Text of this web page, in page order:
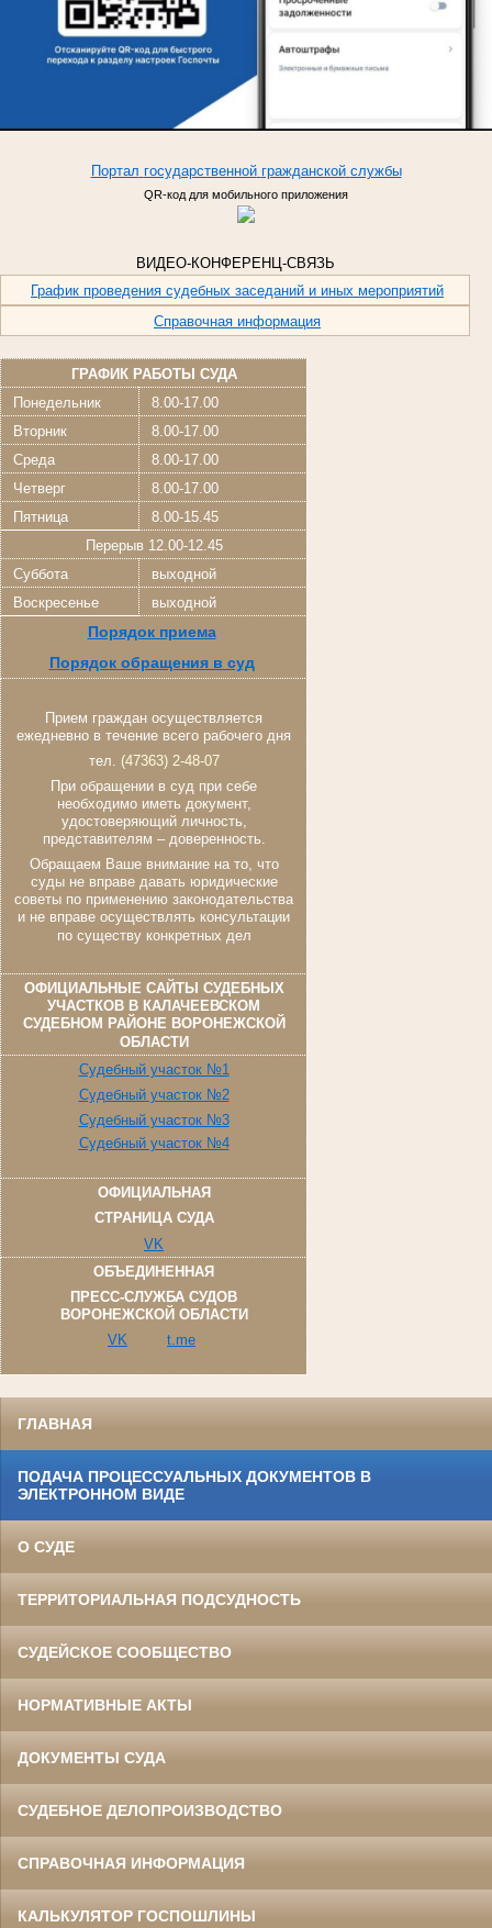
Портал государственной гражданской службы
QR-код для мобильного приложения
ВИДЕО-КОНФЕРЕНЦ-СВЯЗЬ
График проведения судебных заседаний и иных мероприятий
Справочная информация
ГРАФИК РАБОТЫ СУДА
Понедельник
8.00-17.00
Вторник
8.00-17.00
Среда
8.00-17.00
Четверг
8.00-17.00
Пятница
8.00-15.45
Перерыв 12.00-12.45
Суббота
выходной
Воскресенье
выходной
Порядок приема
Порядок обращения в суд
Прием граждан осуществляется
ежедневно в течение всего рабочего дня
тел.
(47363) 2-48-07
При обращении в суд при себе
необходимо иметь документ,
удостоверяющий личность,
представителям – доверенность.
Обращаем Ваше внимание на то, что
суды не вправе давать юридические
советы по применению законодательства
и не вправе осуществлять консультации
по существу конкретных дел
ОФИЦИАЛЬНЫЕ САЙТЫ СУДЕБНЫХ
УЧАСТКОВ В КАЛАЧЕЕВСКОМ
СУДЕБНОМ РАЙОНЕ ВОРОНЕЖСКОЙ
ОБЛАСТИ
Судебный участок №1
Судебный участок №2
Судебный участок №3
Судебный участок №4
ОФИЦИАЛЬНАЯ
СТРАНИЦА СУДА
VK
ОБЪЕДИНЕННАЯ
ПРЕСС-СЛУЖБА СУДОВ
ВОРОНЕЖСКОЙ ОБЛАСТИ
VK
t.me
ГЛАВНАЯ
ПОДАЧА ПРОЦЕССУАЛЬНЫХ ДОКУМЕНТОВ В
ЭЛЕКТРОННОМ ВИДЕ
О СУДЕ
ТЕРРИТОРИАЛЬНАЯ ПОДСУДНОСТЬ
СУДЕЙСКОЕ СООБЩЕСТВО
НОРМАТИВНЫЕ АКТЫ
ДОКУМЕНТЫ СУДА
СУДЕБНОЕ ДЕЛОПРОИЗВОДСТВО
СПРАВОЧНАЯ ИНФОРМАЦИЯ
КАЛЬКУЛЯТОР ГОСПОШЛИНЫ